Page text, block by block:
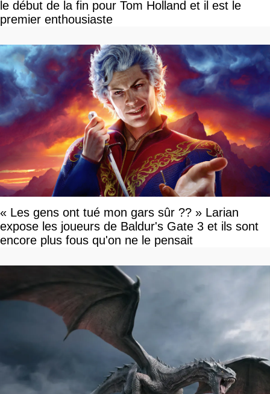
le début de la fin pour Tom Holland et il est le
premier enthousiaste
« Les gens ont tué mon gars sûr ?? » Larian
expose les joueurs de Baldur's Gate 3 et ils sont
encore plus fous qu'on ne le pensait